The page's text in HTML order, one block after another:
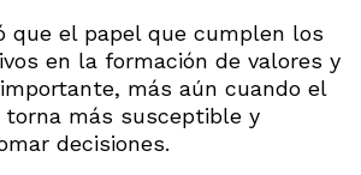
que el papel que cumplen los
en la formación de valores y
más aún cuando el
más susceptible y
decisiones.